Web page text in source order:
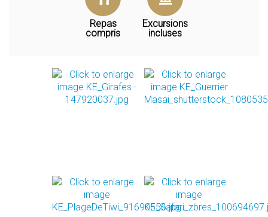
Repas
compris
Excursions
incluses